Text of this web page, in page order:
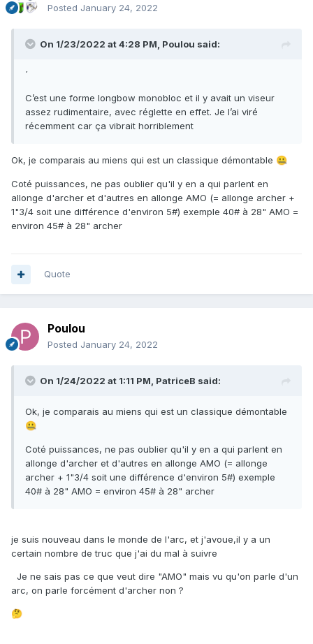
Posted January 24, 2022
On 1/23/2022 at 4:28 PM, Poulou said:
´
C’est une forme longbow monobloc et il y avait un viseur
assez rudimentaire, avec réglette en effet. Je l’ai viré
récemment car ça vibrait horriblement
Ok, je comparais au miens qui est un classique démontable 🤐
Coté puissances, ne pas oublier qu'il y en a qui parlent en
allonge d'archer et d'autres en allonge AMO (= allonge archer +
1"3/4 soit une différence d'environ 5#) exemple 40# à 28" AMO =
environ 45# à 28" archer
Quote
Poulou
Posted January 24, 2022
On 1/24/2022 at 1:11 PM, PatriceB said:
Ok, je comparais au miens qui est un classique démontable
🤐
Coté puissances, ne pas oublier qu'il y en a qui parlent en
allonge d'archer et d'autres en allonge AMO (= allonge
archer + 1"3/4 soit une différence d'environ 5#) exemple
40# à 28" AMO = environ 45# à 28" archer
je suis nouveau dans le monde de l'arc, et j'avoue,il y a un
certain nombre de truc que j'ai du mal à suivre
Je ne sais pas ce que veut dire "AMO" mais vu qu'on parle d'un
arc, on parle forcément d'archer non ?
🤔